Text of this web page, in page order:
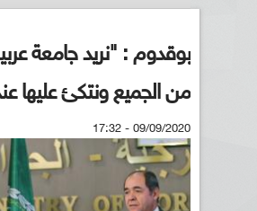
بوقدوم : "نريد جامعة
من الجميع ونتكئ عليها
09/09/2020 - 17:32